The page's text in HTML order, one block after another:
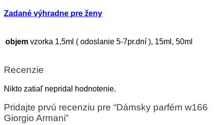
Zadané výhradne pre ženy
objem vzorka 1,5ml ( odoslanie 5-7pr.dní ), 15ml, 50ml
Recenzie
Nikto zatiaľ nepridal hodnotenie.
Pridajte prvú recenziu pre “Dámsky parfém w166
Giorgio Armani”